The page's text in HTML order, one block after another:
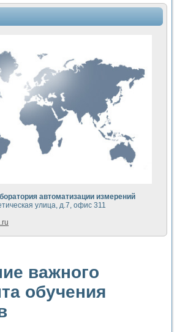
осциллографического модуля с высоким
отклика импульсного радиолокационного
формирования уравнений состояния для
автоматизированного стенда для измерения
среды LabVIEW для построения картины
система для определения показателей
LabVIEW для управления источником
для снятия вольт-амперных характеристик
технологии: нано-, фемто-,
установка по измерению временных
лабораторный комплекс на базе
моделирования и оптимизации тепловой
прибор для исследования функциональных
возможности создания экономичного
кинетики движения макрочастиц в
свойств дисперсных продуктов
система управления сверхпроводящим
технологий NI в курсе экспериментальной
аэрозоля и выпадения осадка в
NI VISION для геометрического анализа в
движением с помощью программно -
параметров всплывающих газовых
асинхронным тиристорным
автоматизации измерений
улица, д.7, офис 311
важного
обучения